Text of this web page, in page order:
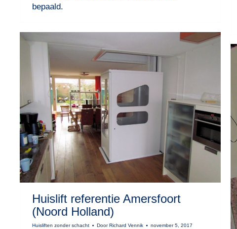
bepaald.
Huislift referentie Amersfoort
(Noord Holland)
Huisliften zonder schacht DoorRichard Vennik november 5, 2017